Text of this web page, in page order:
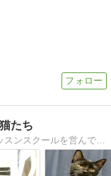
たち
福岡でボイストレーニング＆ボーカルレッスンスクールを営んでいますゆきむら梨江の歌が上手くなる方法と猫たちのブログです。